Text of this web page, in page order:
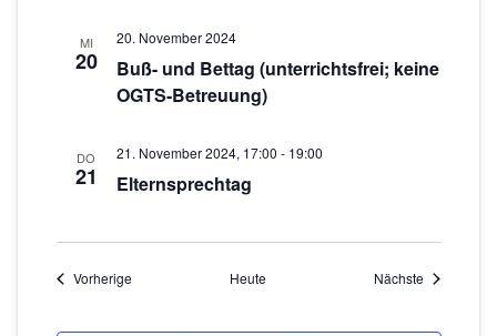
MI
20
20. November 2024
Buß- und Bettag (unterrichtsfrei; keine
OGTS-Betreuung)
DO
21
21. November 2024, 17:00 - 19:00
Elternsprechtag
VorherigeVeranstaltungen Heute Nächste